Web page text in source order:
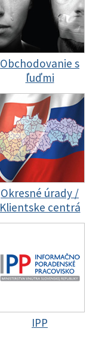
Obchodovanie s
ľuďmi
Okresné úrady /
Klientske centrá
IPP